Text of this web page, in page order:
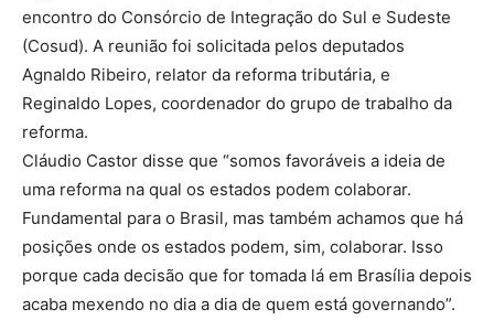
encontro do Consórcio de Integração do Sul e Sudeste
(Cosud). A reunião foi solicitada pelos deputados
Agnaldo Ribeiro, relator da reforma tributária, e
Reginaldo Lopes, coordenador do grupo de trabalho da
reforma.
Cláudio Castor disse que “somos favoráveis a ideia de
uma reforma na qual os estados podem colaborar.
Fundamental para o Brasil, mas também achamos que há
posições onde os estados podem, sim, colaborar. Isso
porque cada decisão que for tomada lá em Brasília depois
acaba mexendo no dia a dia de quem está governando”.